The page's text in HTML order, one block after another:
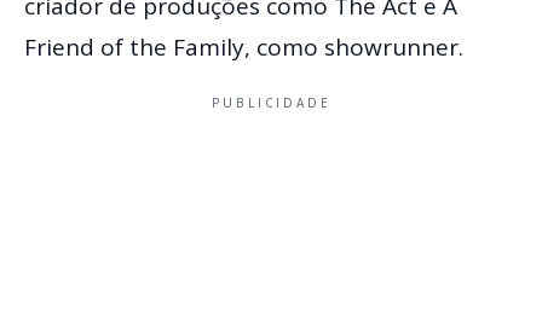
Friend of the Family, como showrunner.
PUBLICIDADE